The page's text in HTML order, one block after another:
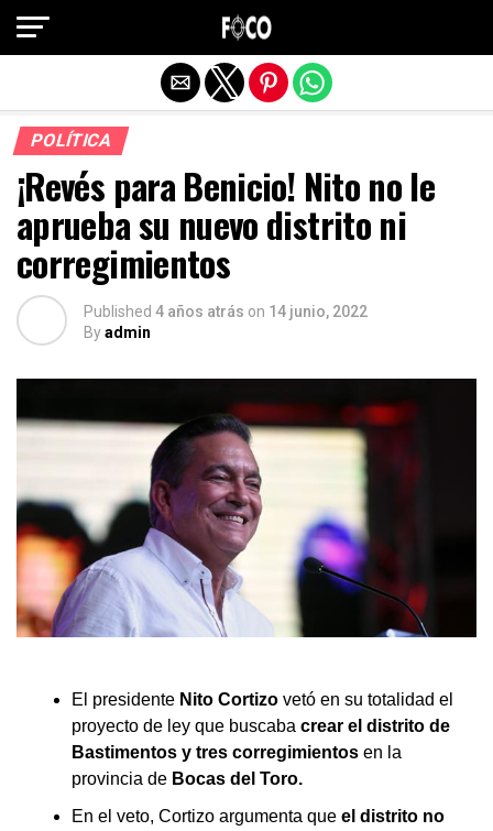
POLÍTICA
¡Revés para Benicio! Nito no le
aprueba su nuevo distrito ni
corregimientos
Published 4 años atrás on 14 junio, 2022
Byadmin
El presidente Nito Cortizo vetó en su totalidad el
proyecto de ley que buscaba crear el distrito de
Bastimentos y tres corregimientos en la
provincia de Bocas del Toro.
En el veto, Cortizo argumenta que el distrito no
Salir de la versión móvil